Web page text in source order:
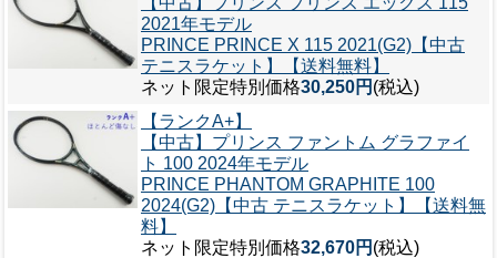
2021年モデル
PRINCE PRINCE X 115 2021(G2)【中古
テニスラケット】【送料無料】
ネット限定特別価格30,250円 (税込)
【ランクA+】
【中古】プリンス ファントム グラファイ
ト 100 2024年モデル
PRINCE PHANTOM GRAPHITE 100
2024(G2)【中古 テニスラケット】【送料無
料】
ネット限定特別価格32,670円 (税込)